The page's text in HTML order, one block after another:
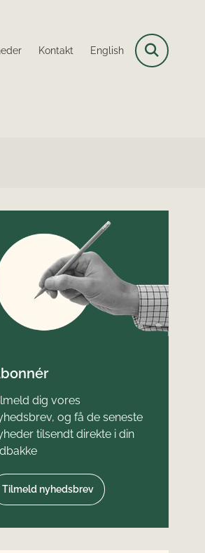
Kontakt English
dig vores
og få de seneste
tilsendt direkte i din
Tilmeld nyhedsbrev